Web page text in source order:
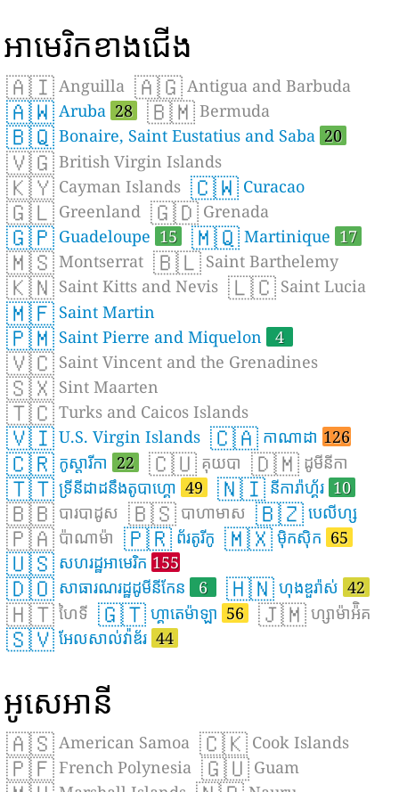
អាមេរិកខាងជើង
🇦🇮 Anguilla 🇦🇬 Antigua and Barbuda
🇦🇼 Aruba 28 🇧🇲 Bermuda
🇧🇶 Bonaire, Saint Eustatius and Saba 20
🇻🇬 British Virgin Islands
🇰🇾 Cayman Islands 🇨🇼 Curacao
🇬🇱 Greenland 🇬🇩 Grenada
🇬🇵 Guadeloupe 15 🇲🇶 Martinique 17
🇲🇸 Montserrat 🇧🇱 Saint Barthelemy
🇰🇳 Saint Kitts and Nevis 🇱🇨 Saint Lucia
🇲🇫 Saint Martin
🇵🇲 Saint Pierre and Miquelon 4
🇻🇨 Saint Vincent and the Grenadines
🇸🇽 Sint Maarten
🇹🇨 Turks and Caicos Islands
🇻🇮 U.S. Virgin Islands 🇨🇦 កាណាដា 126
🇨🇷 កូស្តារីកា 22 🇨🇺 គុយបា 🇩🇲 ដូមីនីកា
🇹🇹 ទ្រីនីដាដនឹងតូបាហ្គោ 49 🇳🇮 នីការ៉ាហ្គ័រ 10
🇧🇧 បារបាដូស 🇧🇸 បាហាមាស 🇧🇿 បេលីហ្ស
🇵🇦 ប៉ាណាម៉ា 🇵🇷 ព័រតូរីកូ 🇲🇽 ម៉ិកស៊ិក 65
🇺🇸 សហរដ្ឋអាមេរិក 155
🇩🇴 សាធារណរដ្ឋដូមីនីកែន 6 🇭🇳 ហុងឌួរ៉ាស់ 42
🇭🇹 ហៃទី 🇬🇹 ហ្គាតេម៉ាឡា 56 🇯🇲 ហ្សាម៉ាអ៉ិគ
🇸🇻 អែលសាល់វ៉ាឌ័រ 44
អូសេអានី
🇦🇸 American Samoa 🇨🇰 Cook Islands
🇵🇫 French Polynesia 🇬🇺 Guam